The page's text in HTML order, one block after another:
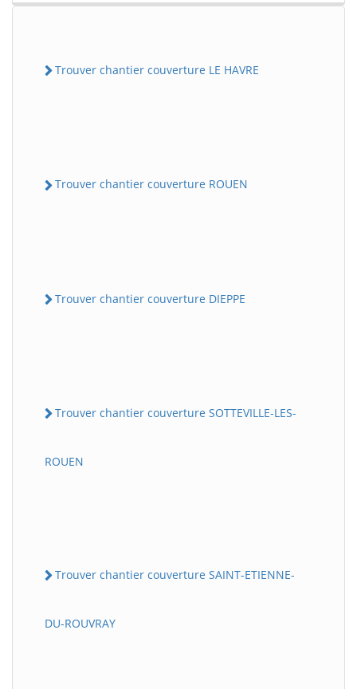
Trouver chantier couverture LE HAVRE
Trouver chantier couverture ROUEN
Trouver chantier couverture DIEPPE
Trouver chantier couverture SOTTEVILLE-LES-
ROUEN
Trouver chantier couverture SAINT-ETIENNE-
DU-ROUVRAY